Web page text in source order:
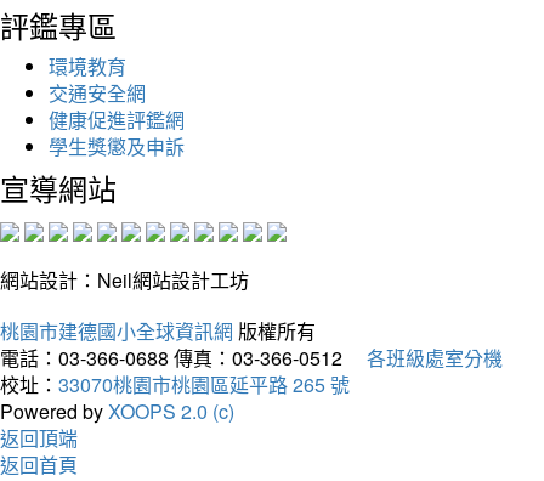
評鑑專區
環境教育
交通安全網
健康促進評鑑網
學生獎懲及申訴
宣導網站
網站設計：Neil網站設計工坊
桃園市建德國小全球資訊網 版權所有
電話：03-366-0688 傳真：03-366-0512
各班級處室分機
校址： 33070桃園市桃園區延平路 265 號
Powered byXOOPS 2.0 (c)
返回頂端
返回首頁